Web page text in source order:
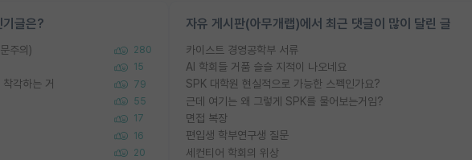
글은?
주의) 280
15
각하는 거 79
55
17
16
20
자유 게시판(아무개랩)에서 최근 댓글이 많이 달린 글
카이스트 경영공학부 서류
AI 학회들 거품 슬슬 지적이 나오네요
SPK 대학원 현실적으로 가능한 스펙인가요?
근데 여기는 왜 그렇게 SPK를 물어보는거임?
면접 복장
편입생 학부연구생 질문
세컨티어 학회의 위상